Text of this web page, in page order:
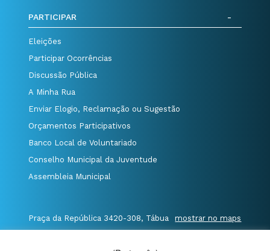
PARTICIPAR
Eleições
Participar Ocorrências
Discussão Pública
A Minha Rua
Enviar Elogio, Reclamação ou Sugestão
Orçamentos Participativos
Banco Local de Voluntariado
Conselho Municipal da Juventude
Assembleia Municipal
Praça da República 3420-308, Tábua mostrar no maps